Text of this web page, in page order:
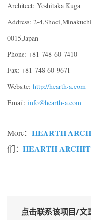
Architect: Yoshitaka Kuga
Address: 2-
0015,Japan
Phone: +81-748-60-7410
Fax: +81-748-60-9671
Website: http://hearth-a.com
Email: info@hearth-a.com
More： HEARTH
们： HEARTH
点击联系该项目/文